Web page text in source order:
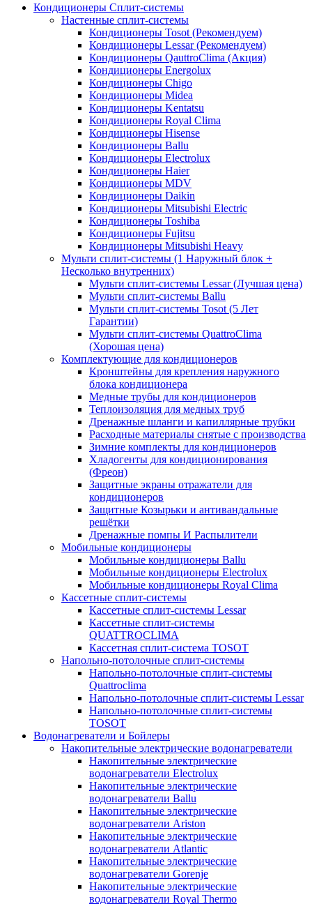
Кондиционеры Сплит-системы
Настенные сплит-системы
Кондиционеры Tosot (Рекомендуем)
Кондиционеры Lessar (Рекомендуем)
Кондиционеры QauttroClima (Акция)
Кондиционеры Energolux
Кондиционеры Chigo
Кондиционеры Midea
Кондиционеры Kentatsu
Кондиционеры Royal Clima
Кондиционеры Hisense
Кондиционеры Ballu
Кондиционеры Electrolux
Кондиционеры Haier
Кондиционеры MDV
Кондиционеры Daikin
Кондиционеры Mitsubishi Electric
Кондиционеры Toshiba
Кондиционеры Fujitsu
Кондиционеры Mitsubishi Heavy
Мульти сплит-системы (1 Наружный блок +
Несколько внутренних)
Мульти сплит-системы Lessar (Лучшая цена)
Мульти сплит-системы Ballu
Мульти сплит-системы Tosot (5 Лет
Гарантии)
Мульти сплит-системы QuattroClima
(Хорошая цена)
Комплектующие для кондиционеров
Кронштейны для крепления наружного
блока кондиционера
Медные трубы для кондиционеров
Теплоизоляция для медных труб
Дренажные шланги и капиллярные трубки
Расходные материалы снятые с производства
Зимние комплекты для кондиционеров
Хладогенты для кондиционирования
(Фреон)
Защитные экраны отражатели для
кондиционеров
Защитные Козырьки и антивандальные
решётки
Дренажные помпы И Распылители
Мобильные кондиционеры
Мобильные кондиционеры Ballu
Мобильные кондиционеры Electrolux
Мобильные кондиционеры Royal Clima
Кассетные сплит-системы
Кассетные сплит-системы Lessar
Кассетные сплит-системы
QUATTROCLIMA
Кассетная сплит-система TOSOT
Напольно-потолочные сплит-системы
Напольно-потолочные сплит-системы
Quattroclima
Напольно-потолочные сплит-системы Lessar
Напольно-потолочные сплит-системы
TOSOT
Водонагреватели и Бойлеры
Накопительные электрические водонагреватели
Накопительные электрические
водонагреватели Electrolux
Накопительные электрические
водонагреватели Ballu
Накопительные электрические
водонагреватели Ariston
Накопительные электрические
водонагреватели Atlantic
Накопительные электрические
водонагреватели Gorenje
Накопительные электрические
водонагреватели Royal Thermo